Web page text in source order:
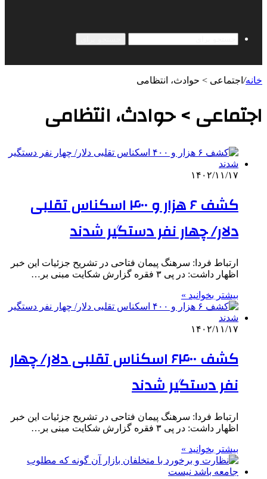
خانه/ اجتماعی > حوادث، انتظامی
اجتماعی > حوادث، انتظامی
۱۴۰۲/۱۱/۱۷
کشف ۶ هزار و ۴۰۰ اسکناس تقلبی
دلار/ چهار نفر دستگیر شدند
ارتباط فردا: سرهنگ پیمان فتاحی در تشریح جزئیات این خبر
اظهار داشت: در پی ۳ فقره گزارش شکایت مبنی بر…
بیشتر بخوانید »
۱۴۰۲/۱۱/۱۷
کشف ۶۴۰۰ اسکناس تقلبی دلار/ چهار
نفر دستگیر شدند
ارتباط فردا: سرهنگ پیمان فتاحی در تشریح جزئیات این خبر
اظهار داشت: در پی ۳ فقره گزارش شکایت مبنی بر…
بیشتر بخوانید »